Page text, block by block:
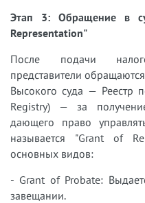
Этап 3: Обращение в
Representation"
После подачи
представители
Высокого суда — Реестр
Registry) — за
дающего право
называется "Grant of
основных видов:
- Grant of Probate:
завещании.